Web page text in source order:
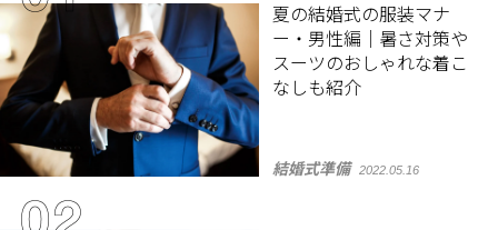
夏の結婚式の服装マナ
ー・男性編｜暑さ対策や
スーツのおしゃれな着こ
なしも紹介
結婚式準備 2022.05.16